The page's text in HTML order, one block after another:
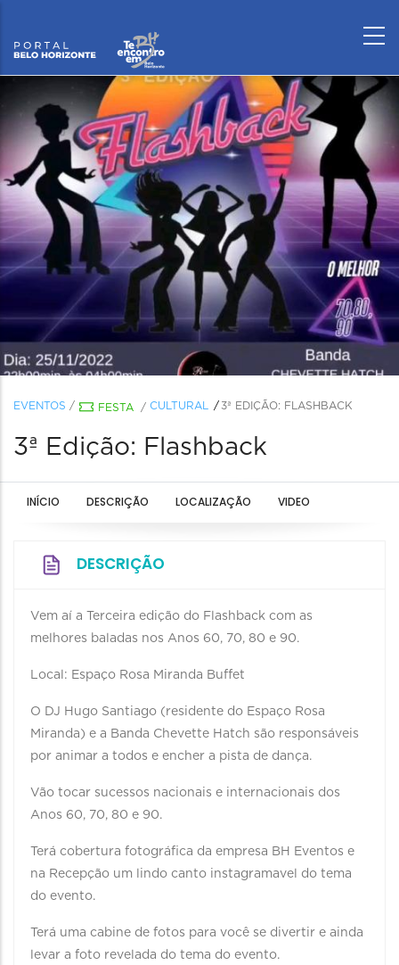
EVENTOS / FESTA / CULTURAL 3ª EDIÇÃO: FLASHBACK
3ª Edição: Flashback
INÍCIO DESCRIÇÃO LOCALIZAÇÃO VIDEO
DESCRIÇÃO
Vem aí a Terceira edição do Flashback com as
melhores baladas nos Anos 60, 70, 80 e 90.
Local: Espaço Rosa Miranda Buffet
O DJ Hugo Santiago (residente do Espaço Rosa
Miranda) e a Banda Chevette Hatch são responsáveis
por animar a todos e encher a pista de dança.
Vão tocar sucessos nacionais e internacionais dos
Anos 60, 70, 80 e 90.
Terá cobertura fotográfica da empresa BH Eventos e
na Recepção um lindo canto instagramavel do tema
do evento.
Terá uma cabine de fotos para você se divertir e ainda
levar a foto revelada do tema do evento.